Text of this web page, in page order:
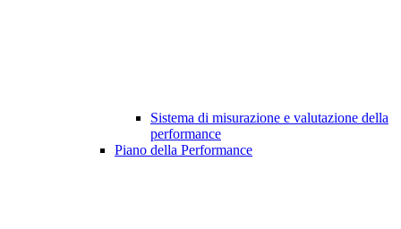
Sistema di misurazione e valutazione della
performance
Piano della Performance